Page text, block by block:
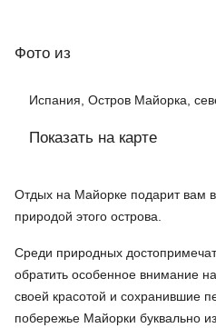
Фото из
Испания, Остров Майорка,
Показать на карте
Отдых на Майорке подарит вам
природой этого острова.
Среди природных
обратить особенное внимание
своей красотой и сохранившие
побережье Майорки буквально